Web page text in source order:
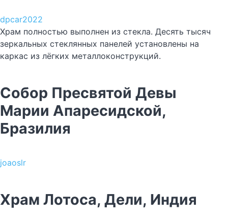
dpcar2022
Храм полностью выполнен из стекла. Десять тысяч
зеркальных стеклянных панелей установлены на
каркас из лёгких металлоконструкций.
Собор Пресвятой Девы
Марии Апаресидской,
Бразилия
joaoslr
Храм Лотоса, Дели, Индия